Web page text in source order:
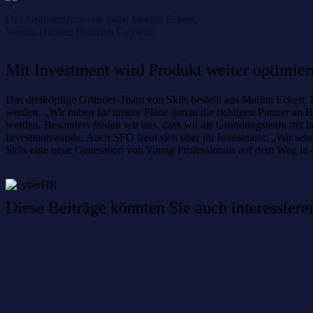
Das Gründerteam von sklls: Marina Eckert,
Verena Hauser, Heinrich Geywitz
Mit Investment wird Produkt weiter
Das dreiköpfige Gründer-Team von Sklls besteht aus Marina
werden. „Wir haben für unsere Pläne genau die richtigen Partner
werden. Besonders freuen wir uns, dass wir als Gründungsteam
Investitionsrunde. Auch SFO freut sich über ihr Investment: „Wir
Sklls eine neue Generation von Young Professionals auf dem Weg
Diese Beiträge könnten Sie auch